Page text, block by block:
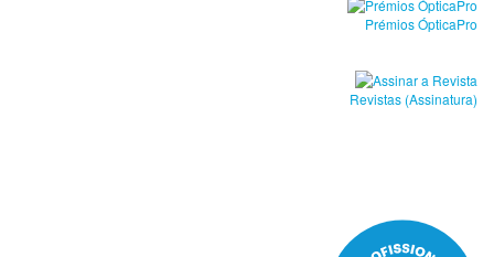
Prémios ÓpticaPro
Revistas (Assinatura)